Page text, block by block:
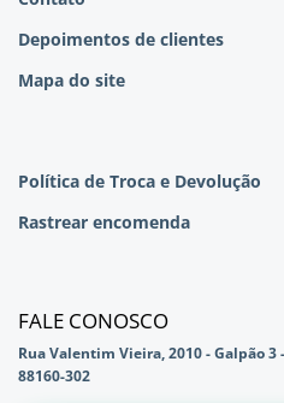
Depoimentos de clientes
Mapa do site
Política de Troca e Devolução
Rastrear encomenda
FALE CONOSCO
Rua Valentim Vieira, 2010 - Galpão 3
88160-302